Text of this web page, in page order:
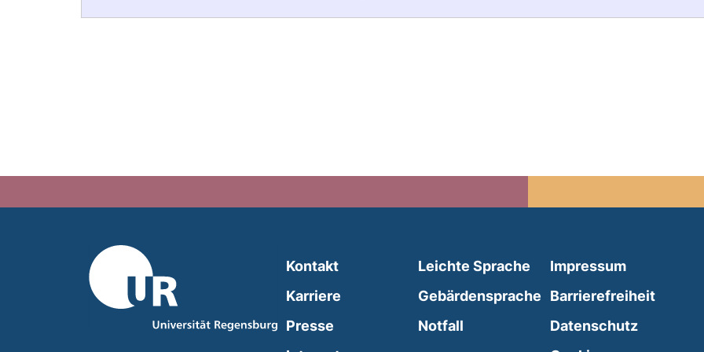
Kontakt
Karriere
Presse
Leichte Sprache (external link, opens in a
Gebärdensprache (external link, opens in
Notfall (external link, opens in a new
Impressum
Barrierefreiheit
Datenschutz